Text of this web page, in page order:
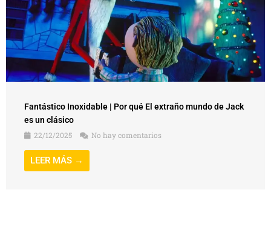
Fantástico Inoxidable | Por qué El extraño mundo de Jack
es un clásico
22/12/2025
No hay comentarios
LEER MÁS →